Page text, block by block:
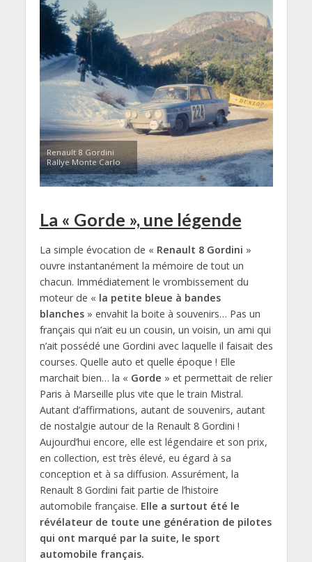
Renault 8 Gordini
Rallye Monte Carlo
La « Gorde », une légende
La simple évocation de « Renault 8 Gordini »
ouvre instantanément la mémoire de tout un
chacun. Immédiatement le vrombissement du
moteur de « la petite bleue à bandes
blanches» envahit la boite à souvenirs… Pas un
français qui n’ait eu un cousin, un voisin, un ami qui
n’ait possédé une Gordini avec laquelle il faisait des
courses. Quelle auto et quelle époque ! Elle
marchait bien… la « Gorde » et permettait de relier
Paris à Marseille plus vite que le train Mistral.
Autant d’affirmations, autant de souvenirs, autant
de nostalgie autour de la Renault 8 Gordini !
Aujourd’hui encore, elle est légendaire et son prix,
en collection, est très élevé, eu égard à sa
conception et à sa diffusion. Assurément, la
Renault 8 Gordini fait partie de l’histoire
automobile française. Elle a surtout été le
révélateur de toute une génération de pilotes
qui ont marqué par la suite, le sport
automobile français.